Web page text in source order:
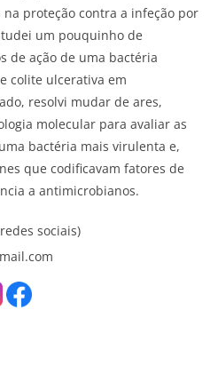
proteção contra a infeção por
um pouquinho de
de ação de uma bactéria
colite ulcerativa em
resolvi mudar de ares,
molecular para avaliar as
bactéria mais virulenta e,
que codificavam fatores de
a antimicrobianos.
sociais)